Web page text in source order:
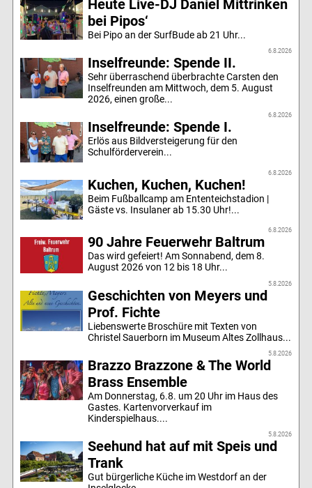
Heute Live-DJ Daniel Mittrinken
bei Pipos‘
Bei Pipo an der SurfBude ab 21 Uhr...
6.8.2026
Inselfreunde: Spende II.
Sehr überraschend überbrachte Carsten den
Inselfreunden am Mittwoch, dem 5. August
2026, einen große...
6.8.2026
Inselfreunde: Spende I.
Erlös aus Bildversteigerung für den
Schulförderverein...
6.8.2026
Kuchen, Kuchen, Kuchen!
Beim Fußballcamp am Ententeichstadion |
Gäste vs. Insulaner ab 15.30 Uhr!...
6.8.2026
90 Jahre Feuerwehr Baltrum
Das wird gefeiert! Am Sonnabend, dem 8.
August 2026 von 12 bis 18 Uhr...
5.8.2026
Geschichten von Meyers und
Prof. Fichte
Liebenswerte Broschüre mit Texten von
Christel Sauerborn im Museum Altes Zollhaus...
5.8.2026
Brazzo Brazzone & The World
Brass Ensemble
Am Donnerstag, 6.8. um 20 Uhr im Haus des
Gastes. Kartenvorverkauf im
Kinderspielhaus....
5.8.2026
Seehund hat auf mit Speis und
Trank
Gut bürgerliche Küche im Westdorf an der